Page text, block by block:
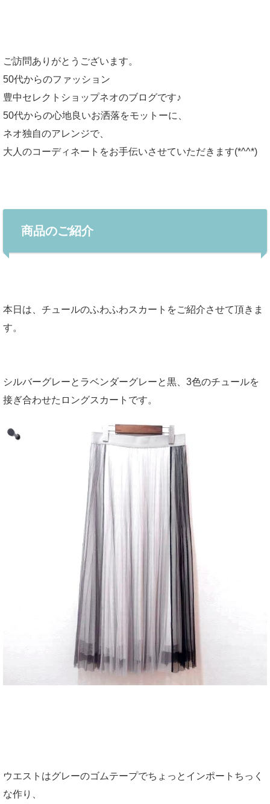
ご訪問ありがとうございます。
50代からのファッション
豊中セレクトショップネオのブログです♪
50代からの心地良いお洒落をモットーに、
ネオ独自のアレンジで、
大人のコーディネートをお手伝いさせていただきます(*^^*)
商品のご紹介
本日は、チュールのふわふわスカートをご紹介させて頂きま
す。
シルバーグレーとラベンダーグレーと黒、3色のチュールを
接ぎ合わせたロングスカートです。
ウエストはグレーのゴムテープでちょっとインポートちっく
な作り、